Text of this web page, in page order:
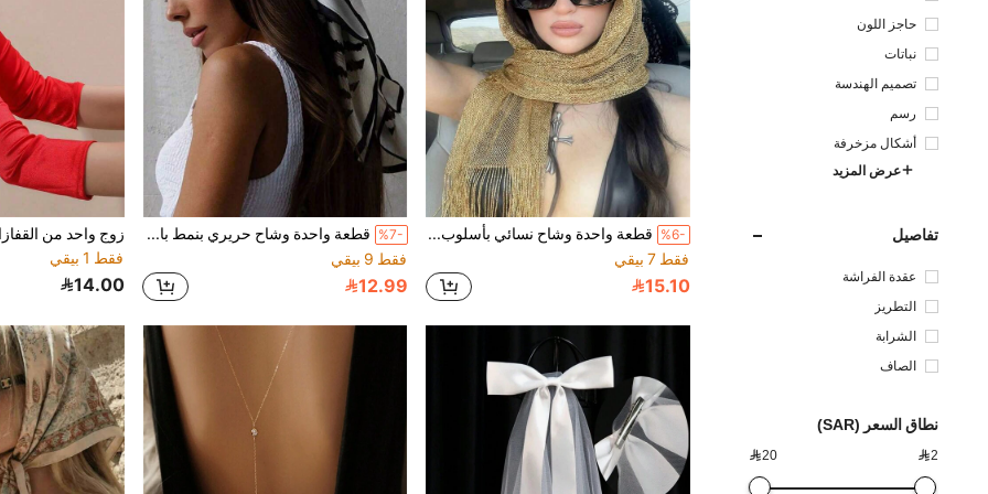
حاجز اللون
نباتات
تصميم الهندسة
رسم
أشكال مزخرفة
عرض المزيد
تفاصيل
عقدة الفراشة
التطريز
الشرابة
الصاف
نطاق السعر (SAR)
20 2
%6-
قطعة واحدة وشاح نسائي بأسلوب بوهيمي ذهبي لامع مع شرابات، وشاح رأس أنيق وقابل للتنفس، إكسسوار فستان سهرة، وشاح شاطئ
فقط 7 بيقي
15.10
%7-
قطعة واحدة وشاح حريري بنمط بايزلي عتيق 70*70 سم، وشاح رأس زخرفي بأسلوب فرنسي، ضروري للسفر، العطلات
فقط 9 بيقي
12.99
فقط 1 بيقي
14.00